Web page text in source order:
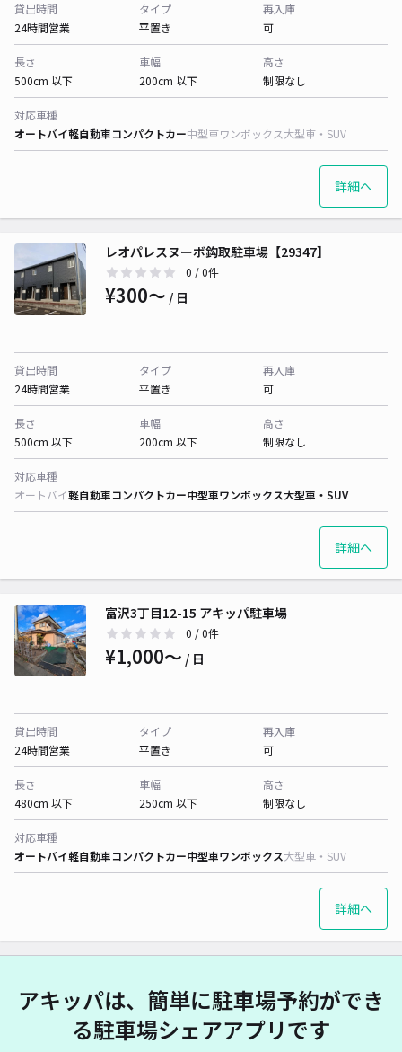
貸出時間
24時間営業
タイプ
平置き
再入庫
可
長さ
500cm 以下
車幅
200cm 以下
高さ
制限なし
対応車種
オートバイ軽自動車コンパクトカー中型車ワンボックス大型車・SUV
詳細へ
レオパレスヌーボ鈎取駐車場【29347】
0 / 0件
¥300〜 / 日
貸出時間
24時間営業
タイプ
平置き
再入庫
可
長さ
500cm 以下
車幅
200cm 以下
高さ
制限なし
対応車種
オートバイ軽自動車コンパクトカー中型車ワンボックス大型車・SUV
詳細へ
富沢3丁目12-15 アキッパ駐車場
0 / 0件
¥1,000〜 / 日
貸出時間
24時間営業
タイプ
平置き
再入庫
可
長さ
480cm 以下
車幅
250cm 以下
高さ
制限なし
対応車種
オートバイ軽自動車コンパクトカー中型車ワンボックス大型車・SUV
詳細へ
アキッパは、簡単に駐車場予約ができ
る駐車場シェアアプリです